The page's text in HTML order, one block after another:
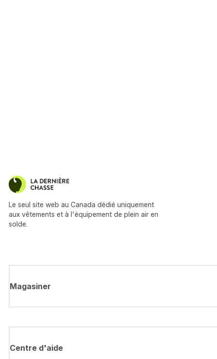
Le seul site web au Canada dédié uniquement
aux vêtements et à l'équipement de plein air en
solde.
Magasiner
Centre d'aide